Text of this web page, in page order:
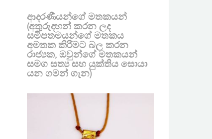
ආදරණීයන්ගේ මතකයන්
(අතුරුදහන් කරන ලද
සමීපතමයන්ගේ මතකය
අමතක කිරීමට බල කරන
රාජ්‍යක, ඔවුන්ගේ මතකයන්
සමග සත්‍ය සහ යුක්තිය සොයා
යන ගමන් ගැන)